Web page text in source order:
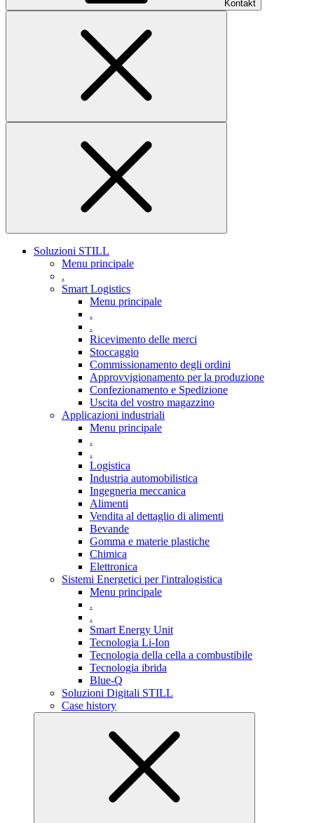
Kontakt
Soluzioni STILL
Menu principale
.
Smart Logistics
Menu principale
.
.
Ricevimento delle merci
Stoccaggio
Commissionamento degli ordini
Approvvigionamento per la produzione
Confezionamento e Spedizione
Uscita del vostro magazzino
Applicazioni industriali
Menu principale
.
.
Logistica
Industria automobilistica
Ingegneria meccanica
Alimenti
Vendita al dettaglio di alimenti
Bevande
Gomma e materie plastiche
Chimica
Elettronica
Sistemi Energetici per l'intralogistica
Menu principale
.
.
Smart Energy Unit
Tecnologia Li-Ion
Tecnologia della cella a combustibile
Tecnologia ibrida
Blue-Q
Soluzioni Digitali STILL
Case history